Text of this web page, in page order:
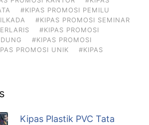
#KIPAS PROMOSI PEMILU
#KIPAS PROMOSI SEMINAR
#KIPAS PROMOSI
#KIPAS PROMOSI
PROMOSI UNIK
#KIPAS
Kipas Plastik PVC Tata